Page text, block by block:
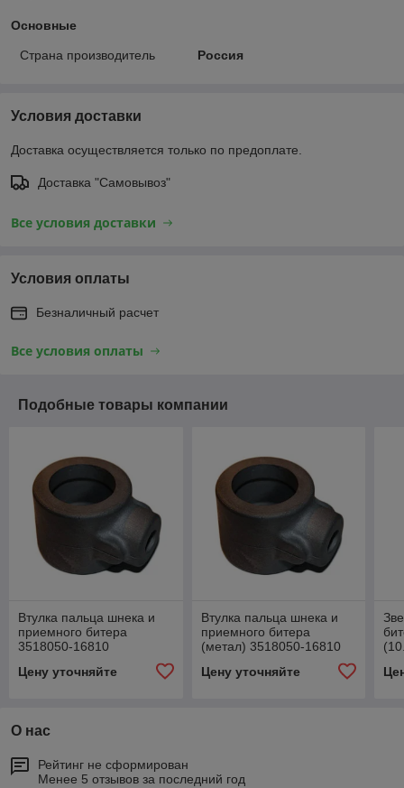
Основные
Страна производитель Россия
Условия доставки
Доставка осуществляется только по предоплате.
Доставка "Самовывоз"
Все условия доставки
Условия оплаты
Безналичный расчет
Все условия оплаты
Подобные товары компании
Втулка пальца шнека и
приемного битера
3518050-16810
Цену уточняйте
Втулка пальца шнека и
приемного битера
(метал) 3518050-16810
Цену уточняйте
О нас
Рейтинг не сформирован
Менее 5 отзывов за последний год